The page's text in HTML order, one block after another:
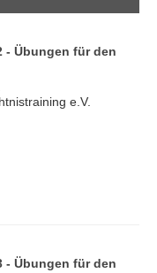
- Übungen für den
e.V.
- Übungen für den